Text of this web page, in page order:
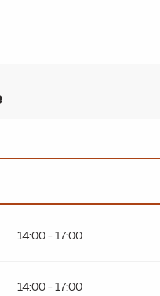
14:00 - 17:00
14:00 - 17:00